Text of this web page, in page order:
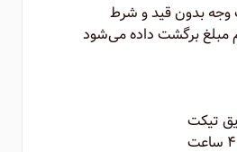
مبلغ برگشت داده می‌شود